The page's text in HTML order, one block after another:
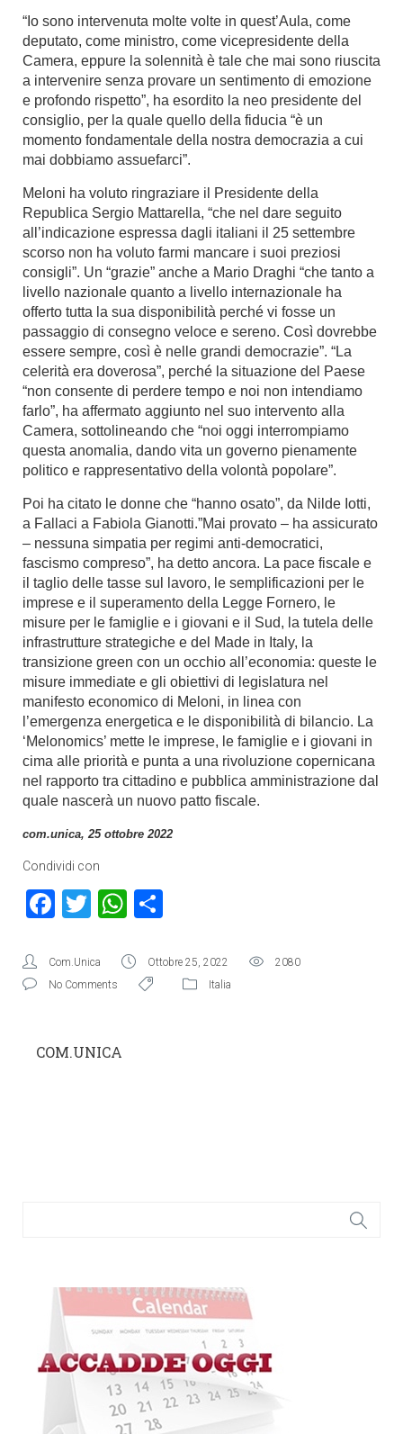
“Io sono intervenuta molte volte in quest’Aula, come
deputato, come ministro, come vicepresidente della
Camera, eppure la solennità è tale che mai sono riuscita
a intervenire senza provare un sentimento di emozione
e profondo rispetto”, ha esordito la neo presidente del
consiglio, per la quale quello della fiducia “è un
momento fondamentale della nostra democrazia a cui
mai dobbiamo assuefarci”.
Meloni ha voluto ringraziare il Presidente della
Republica Sergio Mattarella, “che nel dare seguito
all’indicazione espressa dagli italiani il 25 settembre
scorso non ha voluto farmi mancare i suoi preziosi
consigli”. Un “grazie” anche a Mario Draghi “che tanto a
livello nazionale quanto a livello internazionale ha
offerto tutta la sua disponibilità perché vi fosse un
passaggio di consegno veloce e sereno. Così dovrebbe
essere sempre, così è nelle grandi democrazie”. “La
celerità era doverosa”, perché la situazione del Paese
“non consente di perdere tempo e noi non intendiamo
farlo”, ha affermato aggiunto nel suo intervento alla
Camera, sottolineando che “noi oggi interrompiamo
questa anomalia, dando vita un governo pienamente
politico e rappresentativo della volontà popolare”.
Poi ha citato le donne che “hanno osato”, da Nilde Iotti,
a Fallaci a Fabiola Gianotti.”Mai provato – ha assicurato
– nessuna simpatia per regimi anti-democratici,
fascismo compreso”, ha detto ancora. La pace fiscale e
il taglio delle tasse sul lavoro, le semplificazioni per le
imprese e il superamento della Legge Fornero, le
misure per le famiglie e i giovani e il Sud, la tutela delle
infrastrutture strategiche e del Made in Italy, la
transizione green con un occhio all’economia: queste le
misure immediate e gli obiettivi di legislatura nel
manifesto economico di Meloni, in linea con
l’emergenza energetica e le disponibilità di bilancio. La
‘Melonomics’ mette le imprese, le famiglie e i giovani in
cima alle priorità e punta a una rivoluzione copernicana
nel rapporto tra cittadino e pubblica amministrazione dal
quale nascerà un nuovo patto fiscale.
com.unica, 25 ottobre 2022
Condividi con
Facebook
TwitterWhatsApp
Com.Unica Ottobre 25, 2022
2080
No Comments
Italia
COM.UNICA